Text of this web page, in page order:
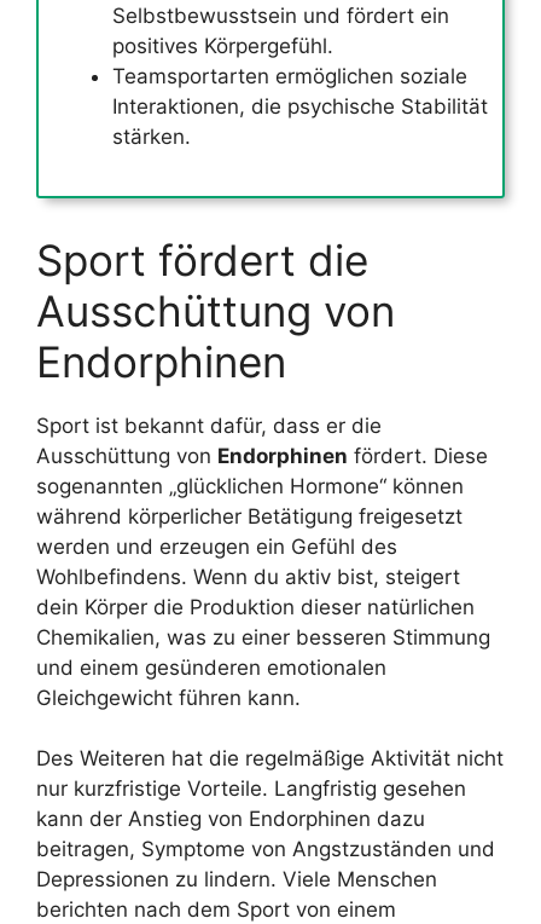
Selbstbewusstsein und fördert ein
positives Körpergefühl.
Teamsportarten ermöglichen soziale
Interaktionen, die psychische Stabilität
stärken.
Sport fördert die
Ausschüttung von
Endorphinen
Sport ist bekannt dafür, dass er die
Ausschüttung von Endorphinen fördert. Diese
sogenannten „glücklichen Hormone“ können
während körperlicher Betätigung freigesetzt
werden und erzeugen ein Gefühl des
Wohlbefindens. Wenn du aktiv bist, steigert
dein Körper die Produktion dieser natürlichen
Chemikalien, was zu einer besseren Stimmung
und einem gesünderen emotionalen
Gleichgewicht führen kann.
Des Weiteren hat die regelmäßige Aktivität nicht
nur kurzfristige Vorteile. Langfristig gesehen
kann der Anstieg von Endorphinen dazu
beitragen, Symptome von Angstzuständen und
Depressionen zu lindern. Viele Menschen
berichten nach dem Sport von einem